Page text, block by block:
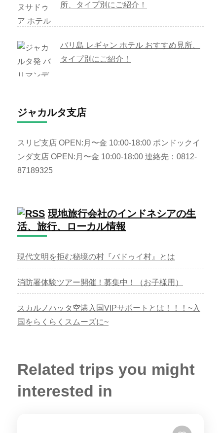
所、タイプ別にご紹介！
バリ島 レギャン ホテル おすすめ見所、
タイプ別にご紹介！
ジャカルタ支店
スリピ支店 OPEN:月〜金 10:00-18:00 ポンドックイ
ンダ支店 OPEN:月〜金 10:00-18:00 連絡先：0812-
87189325
現地旅行会社のインドネシアの生
活、旅行、ローカル情報
現代文明を拒む秘境の村『バドゥイ村』とは
消防署体験ツアー開催！募集中！（お子様用）
スカルノハッタ空港入国VIPサポートとは！！！~入
国をらくらくスムーズに~
Related trips you might
interested in